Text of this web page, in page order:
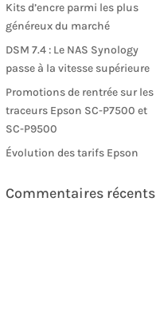
Kits d’encre parmi les plus
généreux du marché
DSM 7.4 : Le NAS Synology
passe à la vitesse supérieure
Promotions de rentrée sur les
traceurs Epson SC-P7500 et
SC-P9500
Évolution des tarifs Epson
Commentaires récents